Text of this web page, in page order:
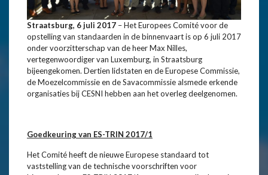
Straatsburg, 6 juli 2017 – Het Europees Comité voor de
opstelling van standaarden in de binnenvaart is op 6 juli 2017
onder voorzitterschap van de heer Max Nilles,
vertegenwoordiger van Luxemburg, in Straatsburg
bijeengekomen. Dertien lidstaten en de Europese Commissie,
de Moezelcommissie en de Savacommissie alsmede erkende
organisaties bij CESNI hebben aan het overleg deelgenomen.
Goedkeuring van ES-TRIN 2017/1
Het Comité heeft de nieuwe Europese standaard tot
vaststelling van de technische voorschriften voor